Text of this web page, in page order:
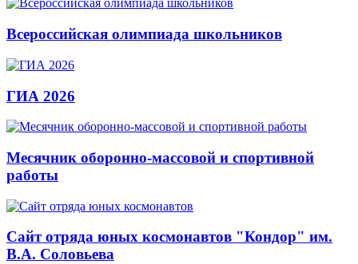
Всероссийская олимпиада школьников
ГИА 2026
Месячник оборонно-массовой и спортивной
работы
Сайт отряда юных космонавтов "Кондор" им.
В.А. Соловьева